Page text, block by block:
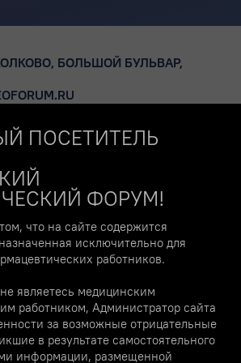
БОЛЬШОЙ БУЛЬВАР,
СВЯЗАТЬСЯ С НАМИ
ПОСЕТИТЕЛЬ
ФОРУМ!
что на сайте содержится
исключительно для
работников.
являетесь медицинским
работником, Администратор сайта
за возможные отрицательные
в результате самостоятельного
информации, размещенной